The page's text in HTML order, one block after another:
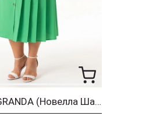
Платье ALGRANDA (Новелла Шарм) 4162-4